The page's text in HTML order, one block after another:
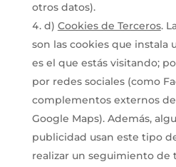
otros datos).
d) Cookies de Terceros.
son las cookies que instala
es el que estás visitando;
por redes sociales (como
complementos externos
Google Maps). Además,
publicidad usan este tipo
realizar un seguimiento de